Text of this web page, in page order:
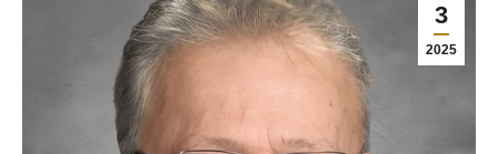
3
2025